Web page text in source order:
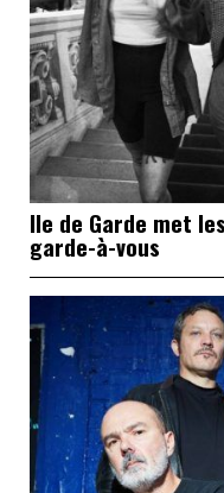
Ile de Garde met
garde-à-vous